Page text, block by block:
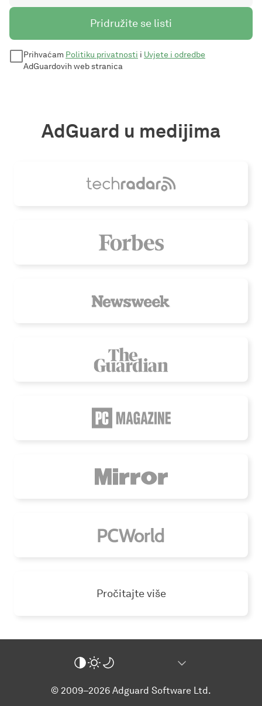
Pridružite se listi
Prihvaćam Politiku privatnosti i Uvjete i odredbe
AdGuardovih web stranica
AdGuard u medijima
Pročitajte više
© 2009–2026 Adguard Software Ltd.